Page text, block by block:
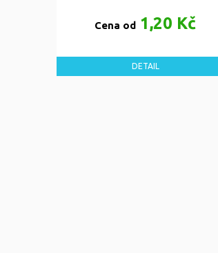
Cena od 1,20 Kč
DETAIL